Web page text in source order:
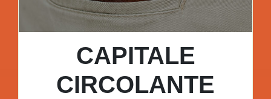
CAPITALE
CIRCOLANTE